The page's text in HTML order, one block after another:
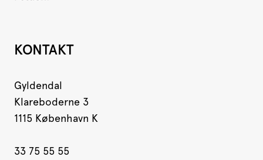
KONTAKT
Gyldendal
Klareboderne 3
1115 København K
33 75 55 55